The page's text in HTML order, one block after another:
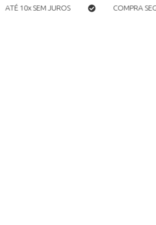
JUROS COMPRA SEGURA